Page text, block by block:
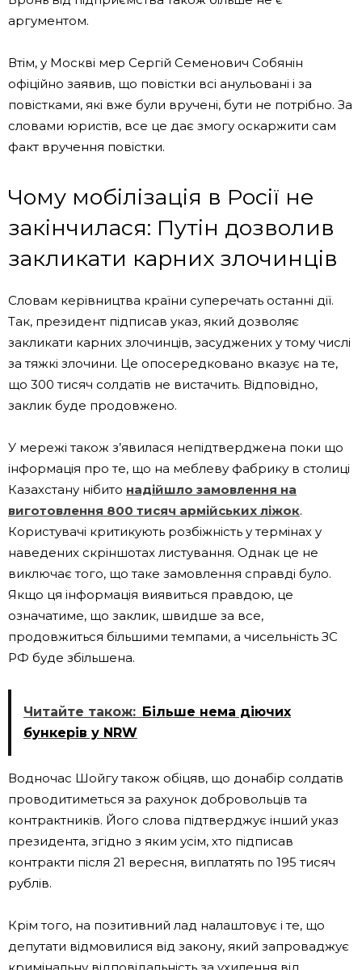
аргументом.
Втім, у Москві мер Сергій Семенович Собянін
офіційно заявив, що повістки всі анульовані і за
повістками, які вже були вручені, бути не потрібно. За
словами юристів, все це дає змогу оскаржити сам
факт вручення повістки.
Чому мобілізація в Росії не
закінчилася: Путін дозволив
закликати карних злочинців
Словам керівництва країни суперечать останні дії.
Так, президент підписав указ, який дозволяє
закликати карних злочинців, засуджених у тому числі
за тяжкі злочини. Це опосередковано вказує на те,
що 300 тисяч солдатів не вистачить. Відповідно,
заклик буде продовжено.
У мережі також з’явилася непідтверджена поки що
інформація про те, що на меблеву фабрику в столиці
Казахстану нібито надійшло замовлення на
виготовлення 800 тисяч армійських ліжок.
Користувачі критикують розбіжність у термінах у
наведених скріншотах листування. Однак це не
виключає того, що таке замовлення справді було.
Якщо ця інформація виявиться правдою, це
означатиме, що заклик, швидше за все,
продовжиться більшими темпами, а чисельність ЗС
РФ буде збільшена.
Читайте також: Більше нема діючих
бункерів у NRW
Водночас Шойгу також обіцяв, що донабір солдатів
проводитиметься за рахунок добровольців та
контрактників. Його слова підтверджує інший указ
президента, згідно з яким усім, хто підписав
контракти після 21 вересня, виплатять по 195 тисяч
рублів.
Крім того, на позитивний лад налаштовує і те, що
депутати відмовилися від закону, який запроваджує